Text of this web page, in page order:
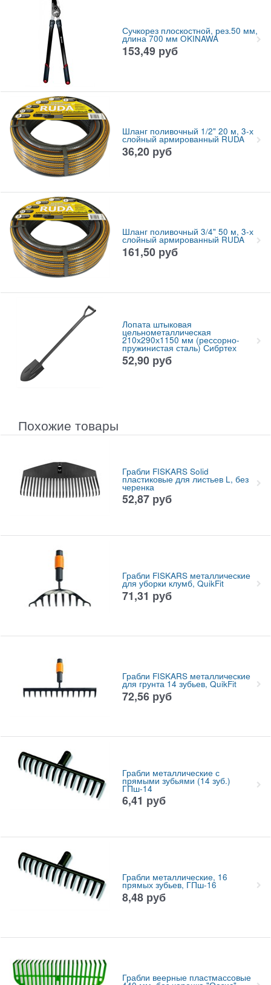
Сучкорез плоскостной, рез.50 мм,
длина 700 мм OKINAWA
153,49 руб
Шланг поливочный 1/2" 20 м, 3-х
слойный армированный RUDA
36,20 руб
Шланг поливочный 3/4" 50 м, 3-х
слойный армированный RUDA
161,50 руб
Лопата штыковая
цельнометаллическая
210х290х1150 мм (рессорно-
пружинистая сталь) Сибртех
52,90 руб
Похожие товары
Грабли FISKARS Solid
пластиковые для листьев L, без
черенка
52,87 руб
Грабли FISKARS металлические
для уборки клумб, QuikFit
71,31 руб
Грабли FISKARS металлические
для грунта 14 зубьев, QuikFit
72,56 руб
Грабли металлические с
прямыми зубьями (14 зуб.)
ГПш-14
6,41 руб
Грабли металлические, 16
прямых зубьев, ГПш-16
8,48 руб
Грабли веерные пластмассовые